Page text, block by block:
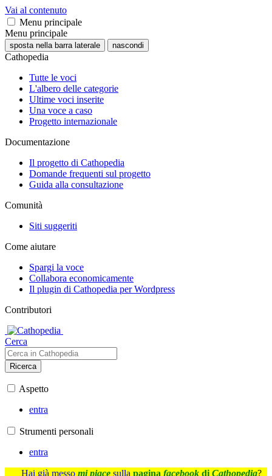
Vai al contenuto
Menu principale
Menu principale
sposta nella barra laterale nascondi
Cathopedia
Tutte le voci
L'albero delle categorie
Ultime voci inserite
Una voce a caso
Progetto internazionale
Documentazione
Il progetto di Cathopedia
Domande frequenti sul progetto
Guida alla consultazione
Comunità
Siti suggeriti
Come aiutare
Spargi la voce
Collabora economicamente
Il plugin di Cathopedia per Wordpress
Contributori
Cerca
Ricerca
Aspetto
entra
Strumenti personali
entra
Hai già messo mi piace sulla pagina facebook di Cathopedia?